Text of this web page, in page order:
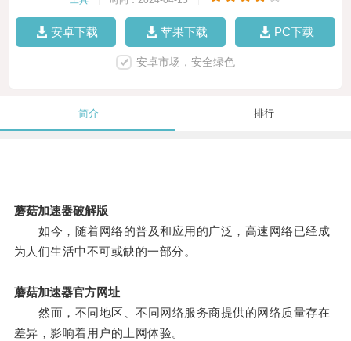
安卓下载 苹果下载 PC下载
安卓市场，安全绿色
简介 排行
蘑菇加速器破解版
如今，随着网络的普及和应用的广泛，高速网络已经成
为人们生活中不可或缺的一部分。
蘑菇加速器官方网址
然而，不同地区、不同网络服务商提供的网络质量存在
差异，影响着用户的上网体验。